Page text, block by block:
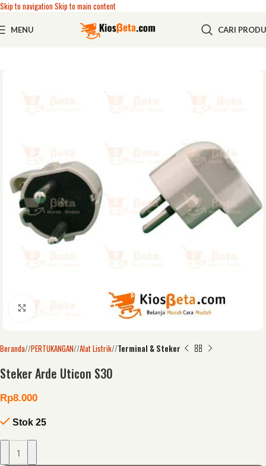
Skip to navigationSkip to main content
MENU CARI
Click to enlarge
Beranda/ PERTUKANGAN/ Alat Listrik/ Terminal & Steker
Steker Arde Uticon S30
Rp8.000
Stok 25